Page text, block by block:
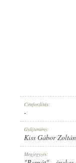
U. 6971.
Címfordítás:
-
Gyűjtemény:
Kiss Gábor Zoltán
Megjegyzés: